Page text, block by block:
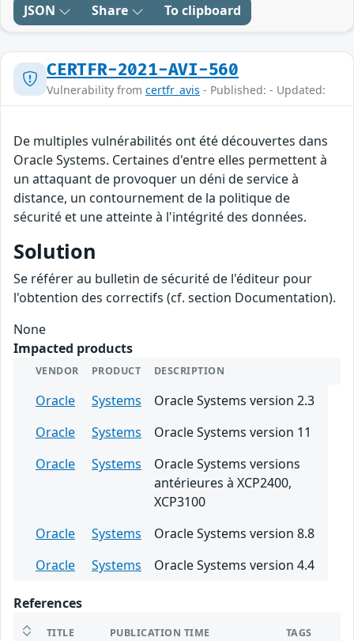
JSON Share To clipboard
CERTFR-2021-AVI-560
Vulnerability from certfr_avis - Published: - Updated:
De multiples vulnérabilités ont été découvertes dans
Oracle Systems. Certaines d'entre elles permettent à
un attaquant de provoquer un déni de service à
distance, un contournement de la politique de
sécurité et une atteinte à l'intégrité des données.
Solution
Se référer au bulletin de sécurité de l'éditeur pour
l'obtention des correctifs (cf. section Documentation).
None
Impacted products
VENDOR PRODUCT DESCRIPTION
Oracle Systems
Oracle Systems version 2.3
Oracle
Systems
Oracle Systems version 11
Oracle
Systems
Oracle Systems versions
antérieures à XCP2400,
XCP3100
Oracle
Systems
Oracle Systems version 8.8
Oracle
Systems Oracle Systems version 4.4
References
TITLE PUBLICATION TIME TAGS